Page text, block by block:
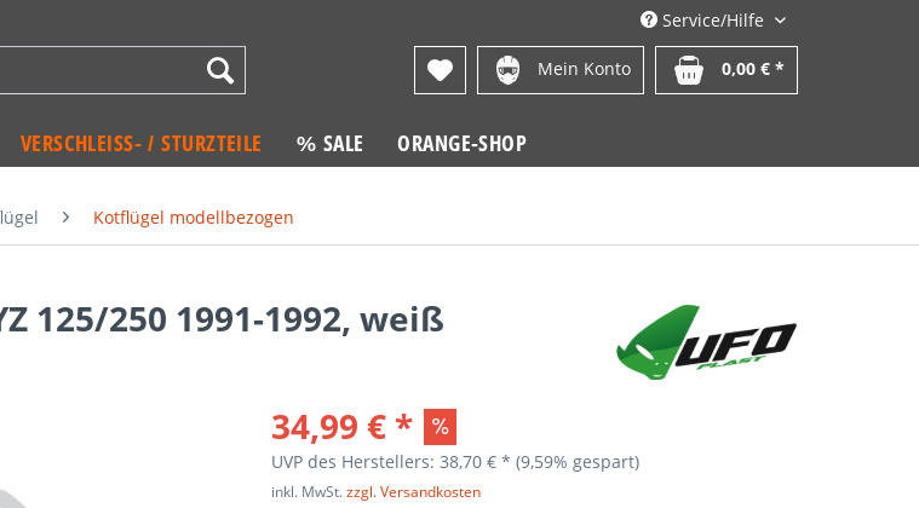
Service/Hilfe
Mein Konto 0,00 € *
VERSCHLEISS- / STURZTEILE % SALE ORANGE-SHOP
Kotflügel modellbezogen
125/250 1991-1992, weiß
34,99 € *
UVP des Herstellers: 38,70 € *(9,59% gespart)
inkl. MwSt.zzgl. Versandkosten